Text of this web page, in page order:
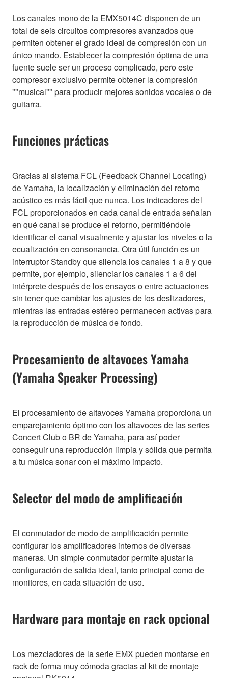
Los canales mono de la EMX5014C disponen de un
total de seis circuitos compresores avanzados que
permiten obtener el grado ideal de compresión con un
único mando. Establecer la compresión óptima de una
fuente suele ser un proceso complicado, pero este
compresor exclusivo permite obtener la compresión
""musical"" para producir mejores sonidos vocales o de
guitarra.
Funciones prácticas
Gracias al sistema FCL (Feedback Channel Locating)
de Yamaha, la localización y eliminación del retorno
acústico es más fácil que nunca. Los indicadores del
FCL proporcionados en cada canal de entrada señalan
en qué canal se produce el retorno, permitiéndole
identificar el canal visualmente y ajustar los niveles o la
ecualización en consonancia. Otra útil función es un
interruptor Standby que silencia los canales 1 a 8 y que
permite, por ejemplo, silenciar los canales 1 a 6 del
intérprete después de los ensayos o entre actuaciones
sin tener que cambiar los ajustes de los deslizadores,
mientras las entradas estéreo permanecen activas para
la reproducción de música de fondo.
Procesamiento de altavoces Yamaha
(Yamaha Speaker Processing)
El procesamiento de altavoces Yamaha proporciona un
emparejamiento óptimo con los altavoces de las series
Concert Club o BR de Yamaha, para así poder
conseguir una reproducción limpia y sólida que permita
a tu música sonar con el máximo impacto.
Selector del modo de amplificación
El conmutador de modo de amplificación permite
configurar los amplificadores internos de diversas
maneras. Un simple conmutador permite ajustar la
configuración de salida ideal, tanto principal como de
monitores, en cada situación de uso.
Hardware para montaje en rack opcional
Los mezcladores de la serie EMX pueden montarse en
rack de forma muy cómoda gracias al kit de montaje